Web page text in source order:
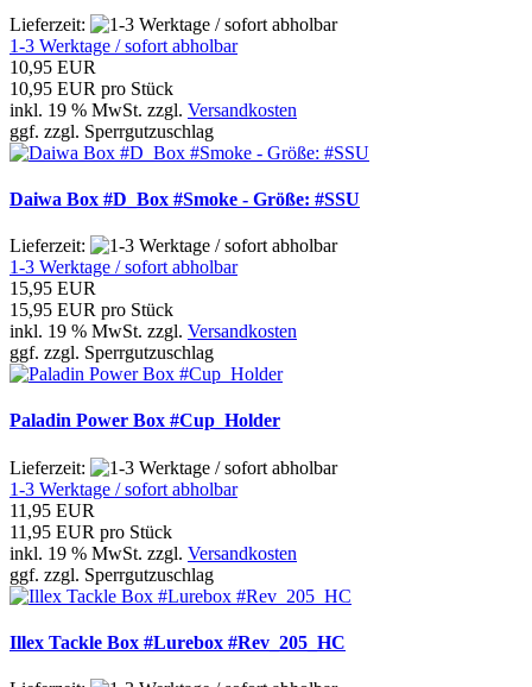
Lieferzeit:
1-3 Werktage / sofort abholbar
10,95 EUR
10,95 EUR pro Stück
inkl. 19 % MwSt. zzgl. Versandkosten
ggf. zzgl. Sperrgutzuschlag
Daiwa Box #D_Box #Smoke - Größe: #SSU
Lieferzeit:
1-3 Werktage / sofort abholbar
15,95 EUR
15,95 EUR pro Stück
inkl. 19 % MwSt. zzgl. Versandkosten
ggf. zzgl. Sperrgutzuschlag
Paladin Power Box #Cup_Holder
Lieferzeit:
1-3 Werktage / sofort abholbar
11,95 EUR
11,95 EUR pro Stück
inkl. 19 % MwSt. zzgl. Versandkosten
ggf. zzgl. Sperrgutzuschlag
Illex Tackle Box #Lurebox #Rev_205_HC